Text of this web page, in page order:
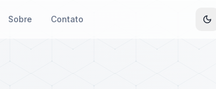
Sobre Contato